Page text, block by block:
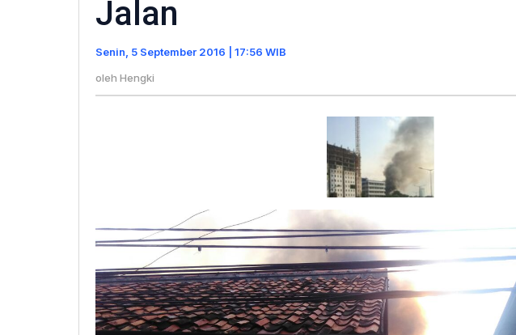
di
Jalan
Jalan
Senin, 5 September 2016 | 17:56 WIB
oleh Hengki